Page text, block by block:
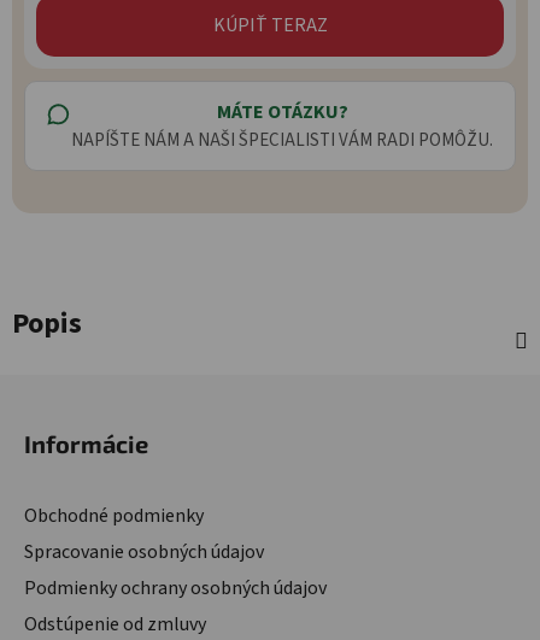
KÚPIŤ TERAZ
MÁTE OTÁZKU?
NAPÍŠTE NÁM A NAŠI ŠPECIALISTI VÁM RADI POMÔŽU.
Popis
Informácie
Obchodné podmienky
Spracovanie osobných údajov
Podmienky ochrany osobných údajov
Odstúpenie od zmluvy